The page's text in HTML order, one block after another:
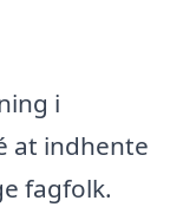
i
at indhente
fagfolk.